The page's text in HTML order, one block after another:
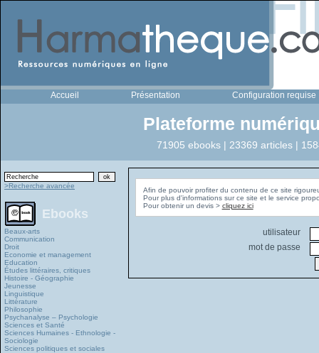
Accueil Présentation Configuration requise
Plateforme
71905 ebooks | 23369 articles |
>Recherche avancée
Ebooks
Beaux-arts
Communication
Droit
Economie et management
Education
Études littéraires, critiques
Histoire - Géographie
Jeunesse
Linguistique
Littérature
Philosophie
Psychanalyse – Psychologie
Sciences et Santé
Sciences Humaines - Ethnologie -
Sociologie
Sciences politiques et sociales
Afin de pouvoir profiter du contenu de ce site
Pour plus d'informations sur ce site et le service
Pour obtenir un devis > cliquez ici
utilisateur
mot de passe